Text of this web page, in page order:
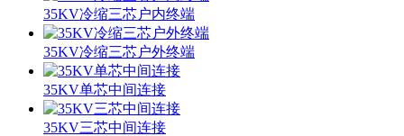
35KV冷缩三芯户内终端
35KV冷缩三芯户外终端
35KV单芯中间连接
35KV三芯中间连接